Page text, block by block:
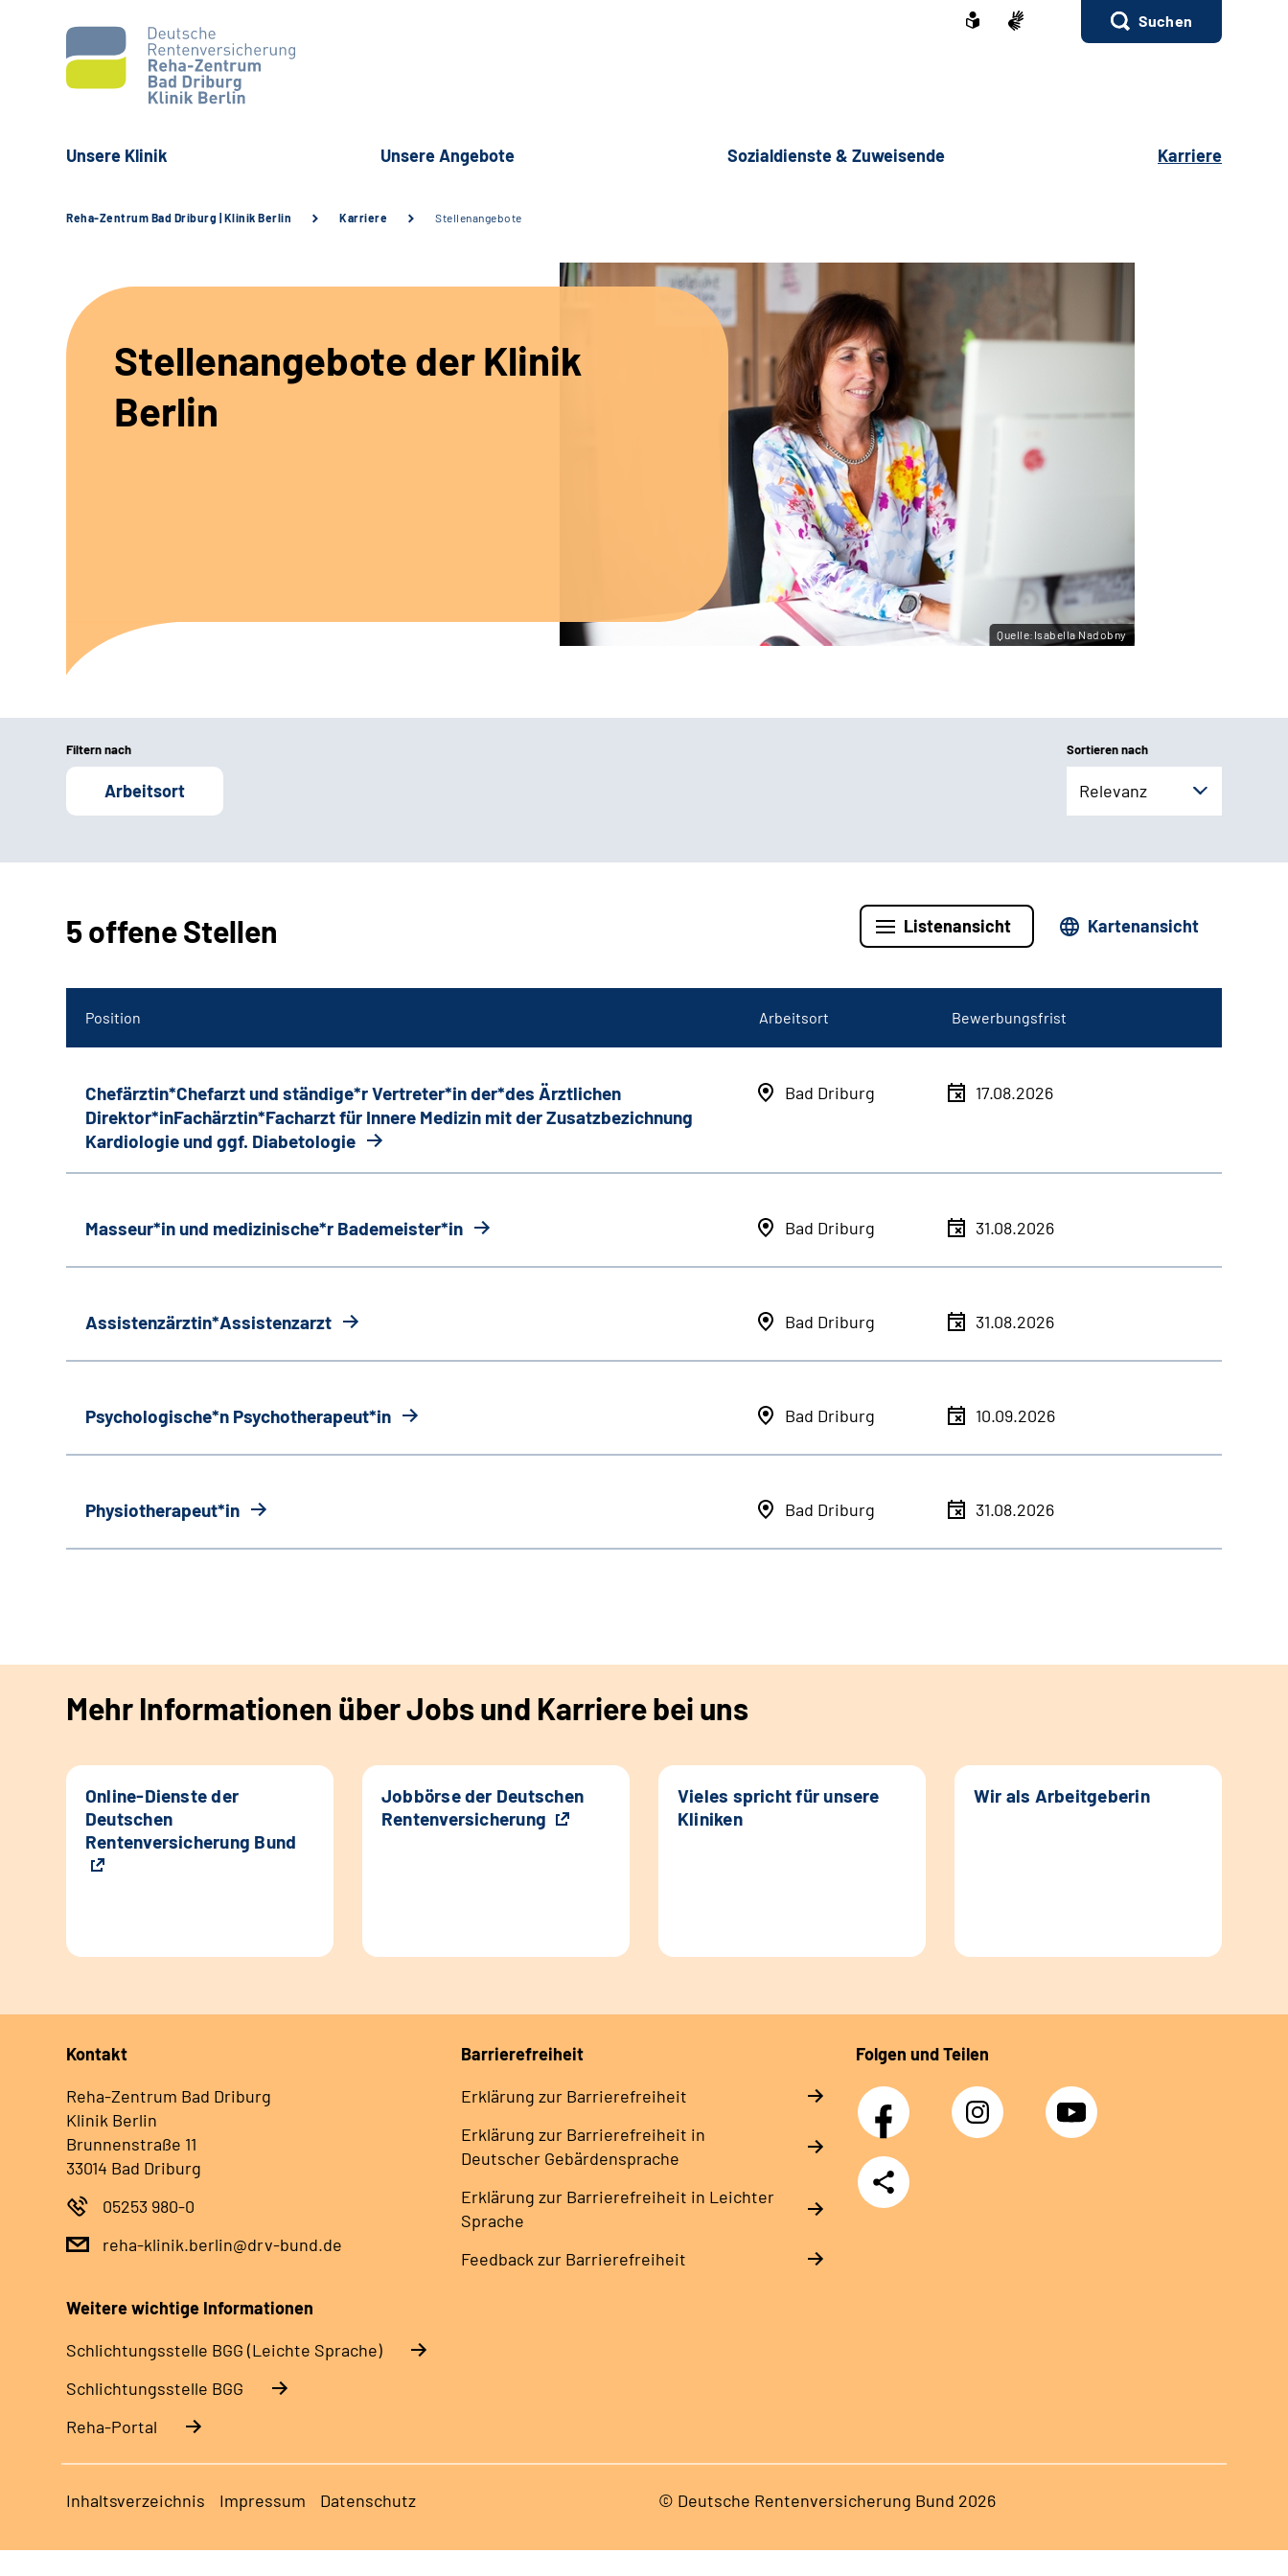
Suchen
Unsere Klinik Unsere Angebote Sozialdienste & Zuweisende Karriere
Reha-Zentrum Bad Driburg | Klinik Berlin Karriere Stellenangebote
Stellenangebote der Klinik
Berlin
Quelle:Isabella Nadobny
Filtern nach
Arbeitsort
Sortieren nach
Relevanz
5 offene Stellen Listenansicht Kartenansicht
Position Arbeitsort Bewerbungsfrist
Chefärztin*Chefarzt und ständige*r Vertreter*in der*des Ärztlichen
Direktor*inFachärztin*Facharzt für Innere Medizin mit der Zusatzbezichnung
Kardiologie und ggf. Diabetologie
Bad Driburg 17.08.2026
Masseur*in und medizinische*r Bademeister*in Bad Driburg 31.08.2026
Assistenzärztin*Assistenzarzt Bad Driburg 31.08.2026
Psychologische*n Psychotherapeut*in Bad Driburg 10.09.2026
Physiotherapeut*in Bad Driburg 31.08.2026
Mehr Informationen über Jobs und Karriere bei uns
Online-Dienste der
Deutschen
Rentenversicherung Bund
Jobbörse der Deutschen
Rentenversicherung
Vieles spricht für unsere
Kliniken
Wir als Arbeitgeberin
Kontakt
Reha-Zentrum Bad Driburg
Klinik Berlin
Brunnenstraße 11
33014 Bad Driburg
05253 980-0
reha-klinik.berlin@drv-bund.de
Barrierefreiheit
Erklärung zur Barrierefreiheit
Erklärung zur Barrierefreiheit in
Deutscher Gebärdensprache
Erklärung zur Barrierefreiheit in Leichter
Sprache
Feedback zur Barrierefreiheit
Folgen und Teilen
Facebook Instagram YouTube
Teilen
Weitere wichtige Informationen
Schlich­tungs­stel­le BGG (Leichte Sprache)
Schlich­tungs­stel­le BGG
Reha-Portal
Inhaltsverzeichnis Impressum Datenschutz © Deutsche Rentenversicherung Bund 2026